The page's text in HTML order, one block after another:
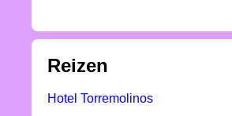
Reizen
Hotel Torremolinos